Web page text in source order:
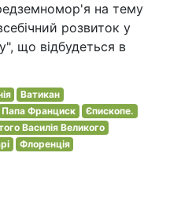
на тему
розвиток у
що відбудеться в
Ватикан
Папа Франциск
Єпископе.
Василія Великого
Флоренція